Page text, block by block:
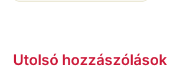
Utolsó hozzászólások